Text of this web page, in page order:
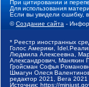
При цитировании и
Для использования
Если вы увидели ошибку,
©Создание сайта -
* Реестр иностранных
Голос Америки,
Людмила Алексеевна,
Александрович, Маняхин
Гройсман Софья
Шмагун Олеся
редактор 2021, Вега 2021
Источник: https://